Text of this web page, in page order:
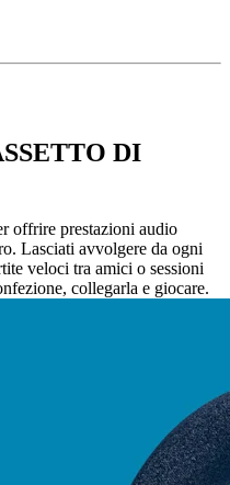
DI
offrire prestazioni audio
Lasciati avvolgere da ogni
veloci tra amici o sessioni
collegarla e giocare.